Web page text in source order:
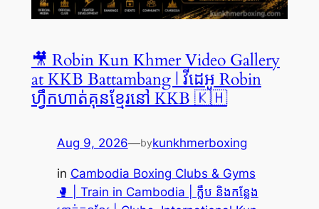
🎥 Robin Kun Khmer Video Gallery
at KKB Battambang | វីដេអូ Robin
ហ្វឹកហាត់គុនខ្មែរនៅ KKB 🇰🇭
Aug 9, 2026—bykunkhmerboxing
in Cambodia Boxing Clubs & Gyms
🥊 | Train in Cambodia | ក្លឹប និងកន្លែង